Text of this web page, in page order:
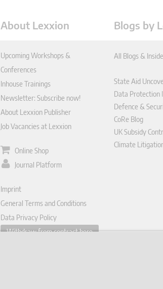
About Lexxion
Upcoming Workshops &
Conferences
Inhouse Trainings
Newsletter: Subscribe now!
About Lexxion Publisher
Job Vacancies at Lexxion
Online Shop
Journal Platform
Imprint
General Terms and Conditions
Data Privacy Policy
Withdraw from contract here
Blogs by
All Blogs &
State Aid
Data Protection
Defence &
CoRe Blog
UK Subsidy
Climate